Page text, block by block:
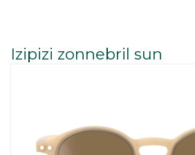
Izipizi zonnebril sun